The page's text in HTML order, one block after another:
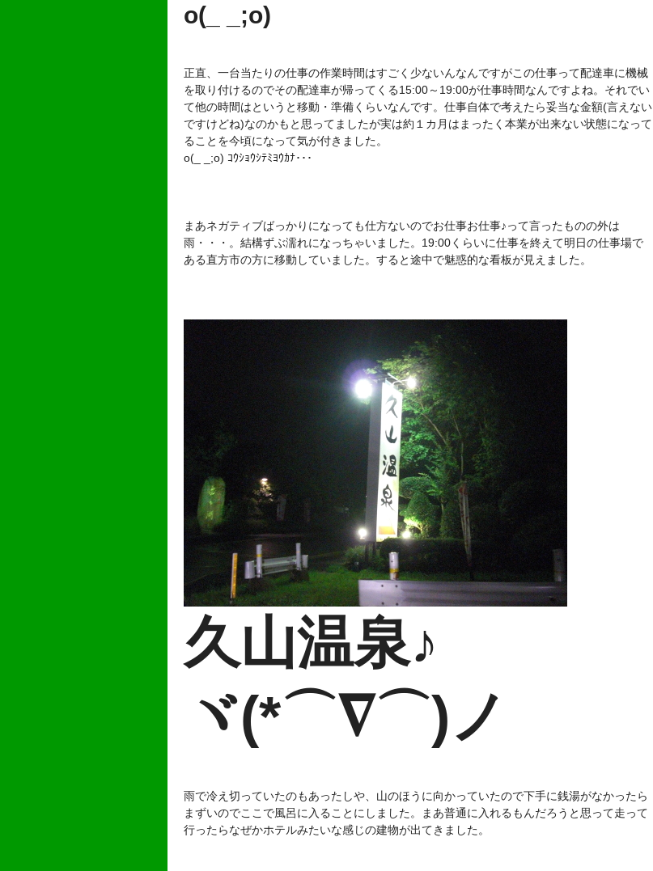
o(_ _;o)
正直、一台当たりの仕事の作業時間はすごく少ないんなんですがこの仕事って配達車に機械
を取り付けるのでその配達車が帰ってくる15:00～19:00が仕事時間なんですよね。それでい
て他の時間はというと移動・準備くらいなんです。仕事自体で考えたら妥当な金額(言えない
ですけどね)なのかもと思ってましたが実は約１カ月はまったく本業が出来ない状態になって
ることを今頃になって気が付きました。
o(_ _;o) ｺｳｼｮｳｼﾃﾐﾖｳｶﾅ･･･
まあネガティブばっかりになっても仕方ないのでお仕事お仕事♪って言ったものの外は
雨・・・。結構ずぶ濡れになっちゃいました。19:00くらいに仕事を終えて明日の仕事場で
ある直方市の方に移動していました。すると途中で魅惑的な看板が見えました。
久山温泉♪
ヾ(*⌒∇⌒)ノ
雨で冷え切っていたのもあったしや、山のほうに向かっていたので下手に銭湯がなかったら
まずいのでここで風呂に入ることにしました。まあ普通に入れるもんだろうと思って走って
行ったらなぜかホテルみたいな感じの建物が出てきました。